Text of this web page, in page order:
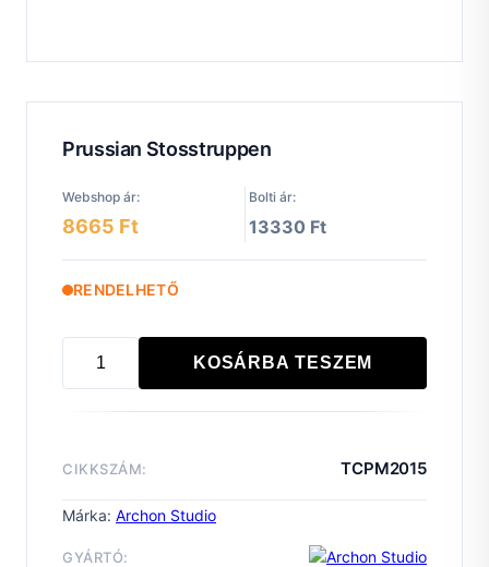
Prussian Stosstruppen
Webshop ár: Bolti ár:
8665 Ft 13330 Ft
RENDELHETŐ
Prussian
KOSÁRBA TESZEM
CIKKSZÁM: TCPM2015
Márka: Archon Studio
GYÁRTÓ: